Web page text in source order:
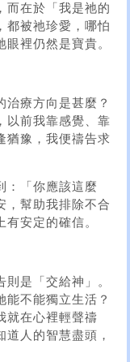
而在於「我是祂的
都被祂珍愛，哪怕
裡仍然是寶貴。
治療方向是甚麼？
以前我靠感覺、靠
猶豫，我便禱告求
：「你應該這麼
，幫助我排除不合
安定的確信。
是「交給神」。
能不能獨立生活？
就在心裡輕聲禱
人的智慧盡頭，